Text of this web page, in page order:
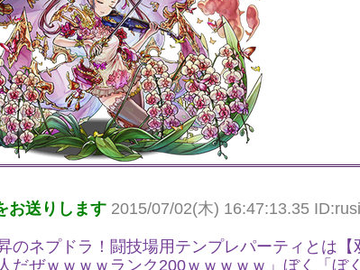
お送りします 2015/07/02(木) 16:47:13.35
のネプドラ！闘技場用テンプレパーティとは【
だぜｗｗｗｗランク200ｗｗｗｗｗ」ぼく「ぼ